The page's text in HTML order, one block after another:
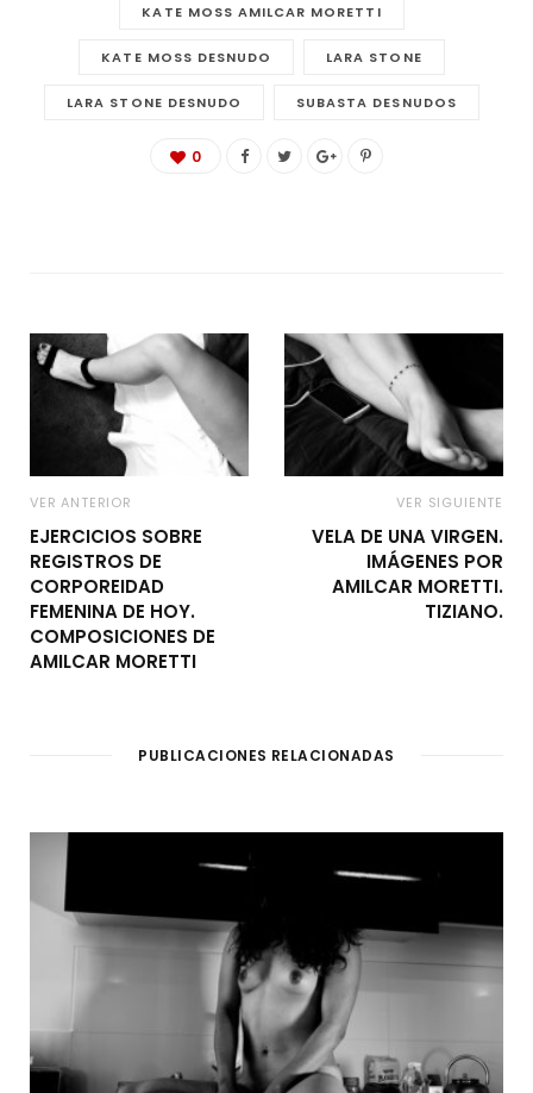
KATE MOSS AMILCAR MORETTI
KATE MOSS DESNUDO LARA STONE
LARA STONE DESNUDO SUBASTA DESNUDOS
0
VER ANTERIOR
EJERCICIOS SOBRE
REGISTROS DE
CORPOREIDAD
FEMENINA DE HOY.
COMPOSICIONES DE
AMILCAR MORETTI
VER SIGUIENTE
VELA DE UNA VIRGEN.
IMÁGENES POR
AMILCAR MORETTI.
TIZIANO.
PUBLICACIONES RELACIONADAS